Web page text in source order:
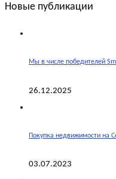
Новые публикации
Мы в числе победителей
26.12.2025
Покупка недвижимости на
03.07.2023